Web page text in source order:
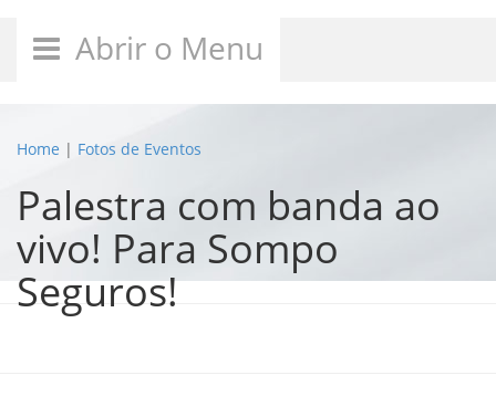
Abrir o Menu
Home | Fotos de Eventos
Palestra com banda ao
vivo! Para Sompo
Seguros!